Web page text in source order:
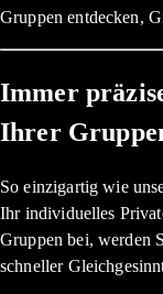
Gruppen entdecken,
Immer
Ihrer
So einzigartig wie
Ihr individuelles
Gruppen bei, werden
schneller